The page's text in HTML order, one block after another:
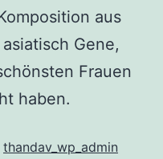
aus
Gene,
Frauen
haben.
thandav_wp_admin